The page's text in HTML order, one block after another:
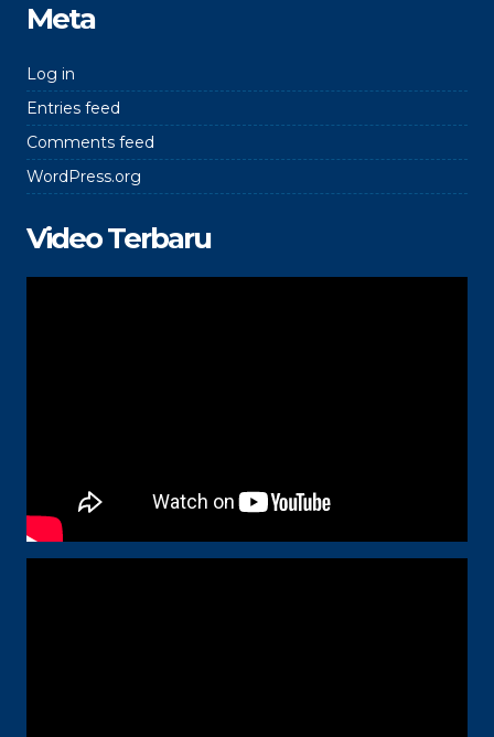
Meta
Log in
Entries feed
Comments feed
WordPress.org
Video Terbaru